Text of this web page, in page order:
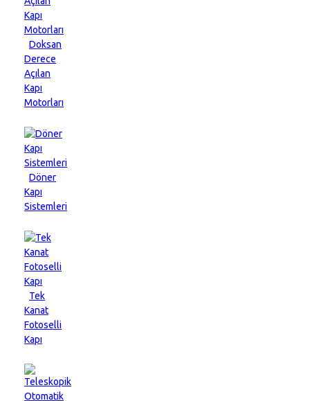
Doksan
Derece
Açılan
Kapı
Motorları
Döner
Kapı
Sistemleri
Tek
Kanat
Fotoselli
Kapı